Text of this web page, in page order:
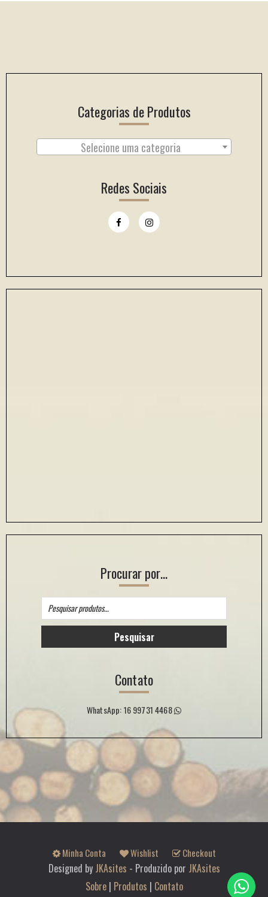
Categorias de Produtos
Selecione uma categoria
Redes Sociais
Procurar por…
Pesquisar
por:
Pesquisar
Contato
WhatsApp: 16 99731 4468
Minha Conta Wishlist Checkout
Designed by JKAsites - Produzido por JKAsites
Sobre| Produtos | Contato